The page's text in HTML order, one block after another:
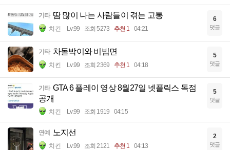
기타 땀 많이 나는 사람들이 겪는 고통
치킨 Lv.99 조회 5273 추천 1 04:21
6
댓글
기타 차돌박이와 비빔면
치킨 Lv.99 조회 2369 추천 1 04:18
5
댓글
기타 GTA 6 플레이 영상 8월27일 넷플릭스 독점
공개
치킨 Lv.99 조회 1919 04:15
5
댓글
연예 노지선
치킨 Lv.99 조회 2121 추천 1 04:13
2
댓글